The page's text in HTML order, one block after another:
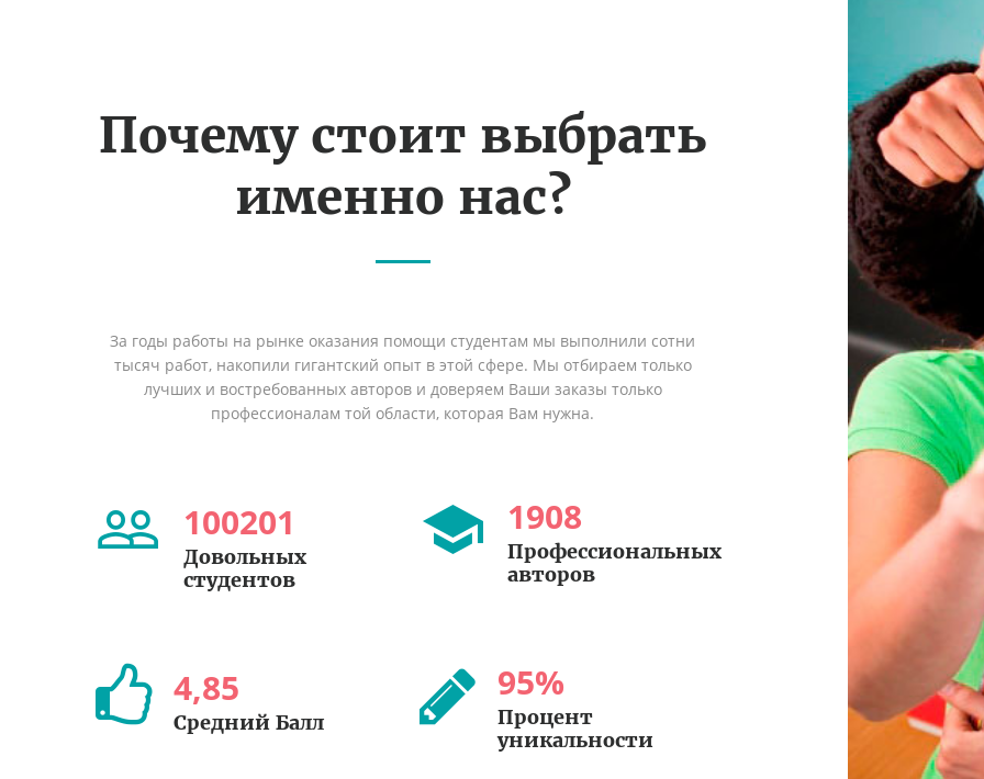
Почему стоит выбрать
именно нас?
За годы работы на рынке оказания помощи студентам мы выполнили сотни
тысяч работ, накопили гигантский опыт в этой сфере. Мы отбираем только
лучших и востребованных авторов и доверяем Ваши заказы только
профессионалам той области, которая Вам нужна.
100201
Довольных
студентов
1908
Профессиональных
авторов
4,85
Средний Балл
95%
Процент
уникальности